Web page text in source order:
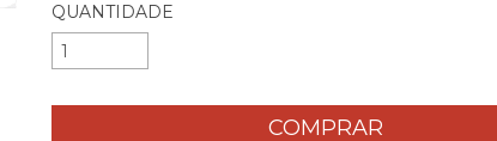
QUANTIDADE